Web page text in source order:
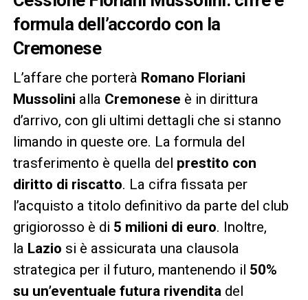
formula dell’accordo con la
Cremonese
L’affare che porterà Romano Floriani
Mussolini alla Cremonese è in dirittura
d’arrivo, con gli ultimi dettagli che si stanno
limando in queste ore. La formula del
trasferimento è quella del prestito con
diritto di riscatto. La cifra fissata per
l’acquisto a titolo definitivo da parte del club
grigiorosso è di 5 milioni di euro. Inoltre,
la Lazio si è assicurata una clausola
strategica per il futuro, mantenendo il 50%
su un’eventuale futura rivenditadel